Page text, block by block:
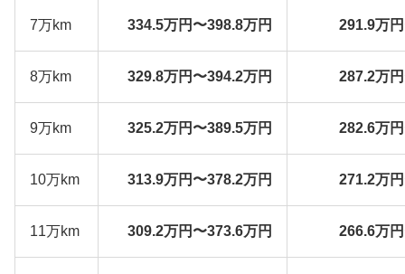
7万km 334.5万円〜398.8万円 291.9万
8万km 329.8万円〜394.2万円 287.2万
9万km 325.2万円〜389.5万円 282.6万
10万km 313.9万円〜378.2万円 271.2万
11万km 309.2万円〜373.6万円 266.6万